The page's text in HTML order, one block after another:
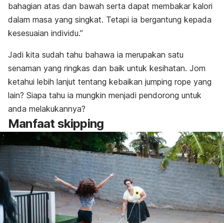
bahagian atas dan bawah serta dapat membakar kalori
dalam masa yang singkat. Tetapi ia bergantung kepada
kesesuaian individu.”
Jadi kita sudah tahu bahawa ia merupakan satu
senaman yang ringkas dan baik untuk kesihatan. Jom
ketahui lebih lanjut tentang kebaikan jumping rope yang
lain? Siapa tahu ia mungkin menjadi pendorong untuk
anda melakukannya?
Manfaatskipping